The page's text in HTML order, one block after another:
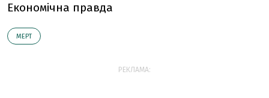
Економічна правда
МЕРТ
РЕКЛАМА: